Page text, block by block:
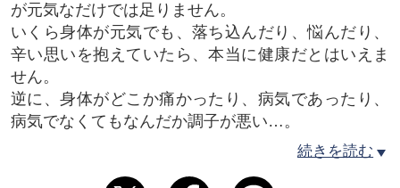
が元気なだけでは足りません。
いくら身体が元気でも、落ち込んだり、悩んだり、
辛い思いを抱えていたら、本当に健康だとはいえま
せん。
逆に、身体がどこか痛かったり、病気であったり、
病気でなくてもなんだか調子が悪い…。
その場合身体だけでなく、心までどんよりと暗い気
続きを読む